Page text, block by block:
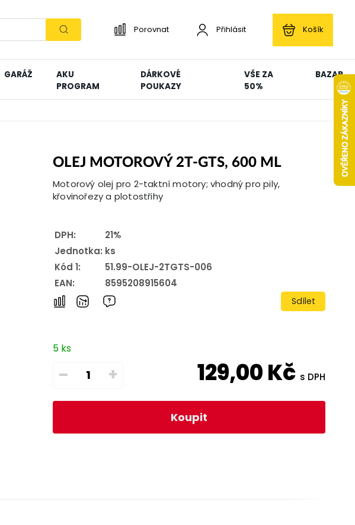
Porovnat Přihlásit Košík
GARÁŽ
AKU
PROGRAM
DÁRKOVÉ
POUKAZY
VŠE ZA
50%
BAZAR
OLEJ MOTOROVÝ 2T-GTS, 600 ML
Motorový olej pro 2-taktní motory; vhodný pro pily,
křovinořezy a plotostřihy
DPH:
21%
Jednotka: ks
Kód 1:
51.99-OLEJ-2TGTS-006
EAN:
8595208915604
Sdílet
5 ks
– + 129,00Kč s DPH
Koupit